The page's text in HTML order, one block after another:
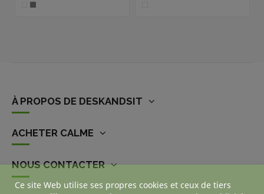
À PROPOS DE DESKANDSIT
ACHETER CALME
NOUS CONTACTER
Ce site Web utilise ses propres cookies et ceux de tiers